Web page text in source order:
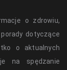
o zdrowiu,
dotyczące
o aktualnych
na spędzanie